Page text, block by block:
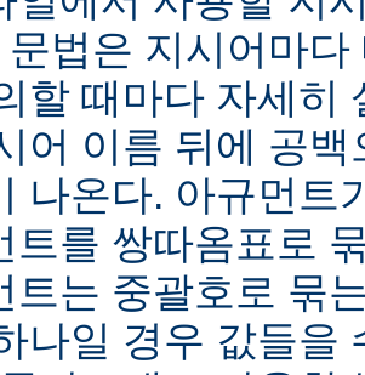
문법은 지시어마
할 때마다 자세히
어 이름 뒤에 공
나온다. 아규먼트
트를 쌍따옴표로
트는 중괄호로 묶
나일 경우 값들을